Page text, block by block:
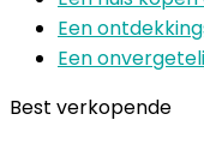
Een
Een
Best verkopende